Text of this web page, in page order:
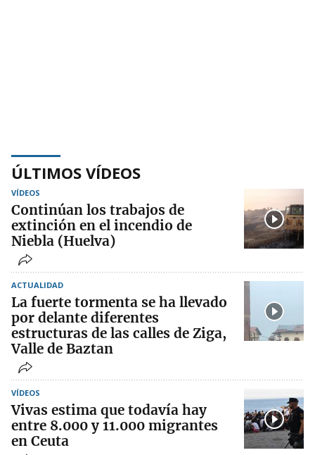
ÚLTIMOS VÍDEOS
VÍDEOS
Continúan los trabajos de
extinción en el incendio de
Niebla (Huelva)
ACTUALIDAD
La fuerte tormenta se ha llevado
por delante diferentes
estructuras de las calles de Ziga,
Valle de Baztan
VÍDEOS
Vivas estima que todavía hay
entre 8.000 y 11.000 migrantes
en Ceuta